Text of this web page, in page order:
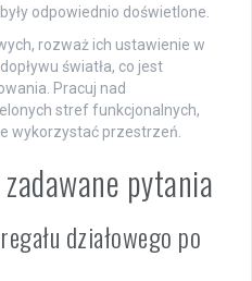
odpowiednio doświetlone.
rozważ ich ustawienie w
światła, co jest
Pracuj nad
stref funkcjonalnych,
wykorzystać przestrzeń.
pytania
działowego po